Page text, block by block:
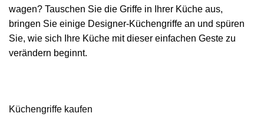
wagen? Tauschen Sie die Griffe in Ihrer Küche aus,
bringen Sie einige Designer-Küchengriffe an und spüren
Sie, wie sich Ihre Küche mit dieser einfachen Geste zu
verändern beginnt.
Küchengriffe kaufen